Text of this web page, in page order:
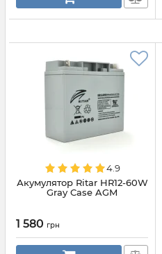
4.9
Акумулятор Ritar HR12-60W
Gray Case AGM
1 580 грн